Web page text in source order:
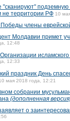
"сканируют" подземную
не территории РФ 10
члены
Молдавии примет
12:48
Организации
12:33
праздник День
мая 2018 года, 12:21
собрании
(дополненная
о